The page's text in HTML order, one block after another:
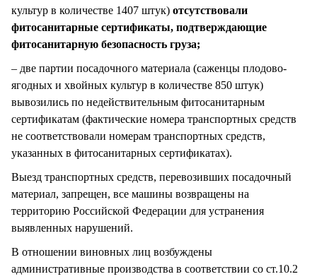
культур в количестве 1407 штук) отсутствовали
фитосанитарные сертификаты, подтверждающие
фитосанитарную безопасность груза;
– две партии посадочного материала (саженцы плодово-
ягодных и хвойных культур в количестве 850 штук)
вывозились по недействительным фитосанитарным
сертификатам (фактические номера транспортных средств
не соответствовали номерам транспортных средств,
указанных в фитосанитарных сертификатах).
Выезд транспортных средств, перевозивших посадочный
материал, запрещен, все машины возвращены на
территорию Российской Федерации для устранения
выявленных нарушений.
В отношении виновных лиц возбуждены
административные производства в соответствии со ст.10.2